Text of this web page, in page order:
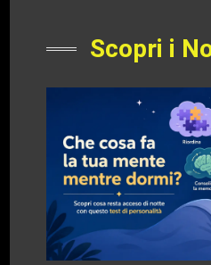
Scopri i